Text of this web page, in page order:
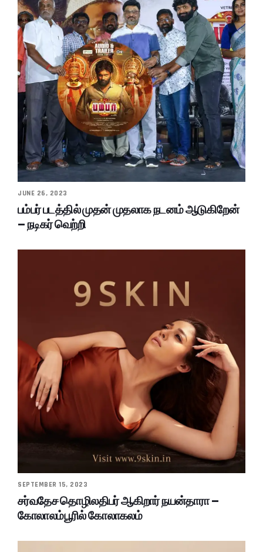
JUNE 26, 2023
பம்பர் படத்தில் முதன் முதலாக நடனம் ஆடுகிறேன்
– நடிகர் வெற்றி
SEPTEMBER 15, 2023
சர்வதேச தொழிலதிபர் ஆகிறார் நயன்தாரா –
கோலாலம்பூரில் கோலாகலம்